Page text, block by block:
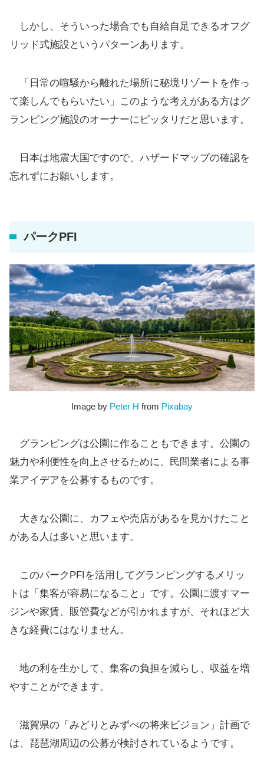
しかし、そういった場合でも自給自足できるオフグ
リッド式施設というパターンあります。
「日常の喧騒から離れた場所に秘境リゾートを作っ
て楽しんでもらいたい」このような考えがある方はグ
ランピング施設のオーナーにピッタリだと思います。
日本は地震大国ですので、ハザードマップの確認を
忘れずにお願いします。
パークPFI
Image by Peter H from Pixabay
グランピングは公園に作ることもできます。公園の
魅力や利便性を向上させるために、民間業者による事
業アイデアを公募するものです。
大きな公園に、カフェや売店があるを見かけたこと
がある人は多いと思います。
このパークPFIを活用してグランピングするメリッ
トは「集客が容易になること」です。公園に渡すマー
ジンや家賃、販管費などが引かれますが、それほど大
きな経費にはなりません。
地の利を生かして、集客の負担を減らし、収益を増
やすことができます。
滋賀県の「みどりとみずべの将来ビジョン」計画で
は、琵琶湖周辺の公募が検討されているようです。